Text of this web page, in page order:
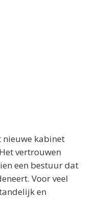
nieuwe kabinet
vertrouwen
een bestuur dat
Voor veel
en